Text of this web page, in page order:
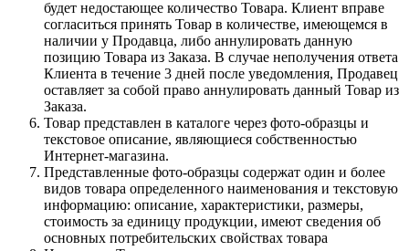
будет недостающее количество Товара. Клиент вправе
согласиться принять Товар в количестве, имеющемся в
наличии у Продавца, либо аннулировать данную
позицию Товара из Заказа. В случае неполучения ответа
Клиента в течение 3 дней после уведомления, Продавец
оставляет за собой право аннулировать данный Товар из
Заказа.
Товар представлен в каталоге через фото-образцы и
текстовое описание, являющиеся собственностью
Интернет-магазина.
Представленные фото-образцы содержат один и более
видов товара определенного наименования и текстовую
информацию: описание, характеристики, размеры,
стоимость за единицу продукции, имеют сведения об
основных потребительских свойствах товара